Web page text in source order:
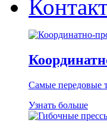
Самые передовые
Узнать больше